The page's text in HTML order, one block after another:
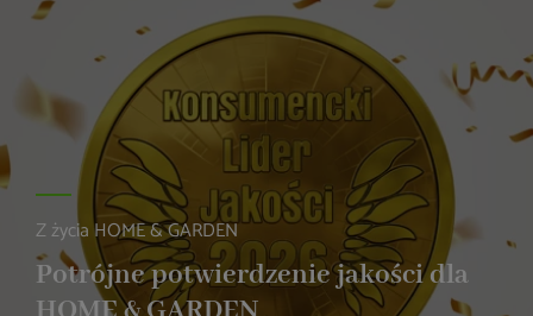
Z życia HOME & GARDEN
Potrójne potwierdzenie jakości dla